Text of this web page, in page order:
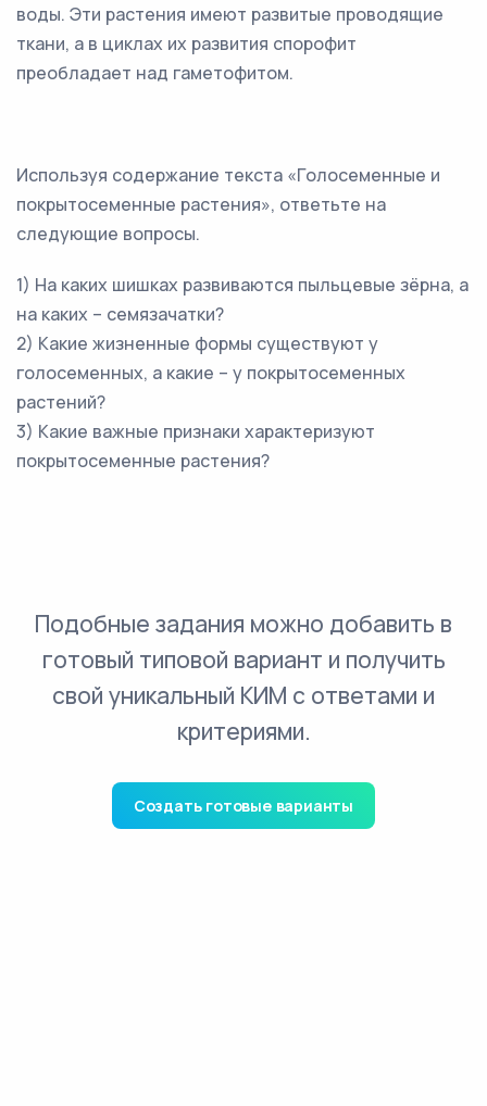
воды. Эти растения имеют развитые проводящие
ткани, а в циклах их развития спорофит
преобладает над гаметофитом.
Используя содержание текста «Голосеменные и
покрытосеменные растения», ответьте на
следующие вопросы.
1) На каких шишках развиваются пыльцевые зёрна, а
на каких – семязачатки?
2) Какие жизненные формы существуют у
голосеменных, а какие – у покрытосеменных
растений?
3) Какие важные признаки характеризуют
покрытосеменные растения?
Подобные задания можно добавить в
готовый типовой вариант и получить
свой уникальный КИМ с ответами и
критериями.
Создать готовые варианты